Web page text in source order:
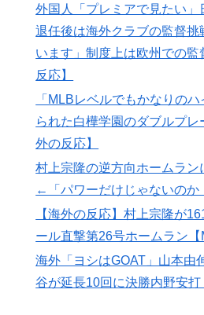
▶ 韓国、サッカーW杯予選で審判
たことが判明！ 何と日本も巻
▶ 韓国人「日本の某ゲームが米
国内で巻き起こった熱狂的ブ
韓国の反応
▶
上昇中のロケットに雷が落ち
ト、大丈夫なの……？」【海外
▶ 【あんこ】やる夫はパーティ
ようです ～仕返し？ ざまぁ？
海外「日本人は何に使ってる
人が続出
外国人「プレミアで見たい」
退任後は海外クラブの監督挑
います」制度上は欧州での
反応】
「MLBレベルでもかなりの
られた白樺学園のダブルプ
外の反応】
村上宗隆の逆方向ホームラン
←「パワーだけじゃないのか
【海外の反応】村上宗隆が
ール直撃第26号ホームラン【
海外「ヨシはGOAT」山本由
谷が延長10回に決勝内野安打